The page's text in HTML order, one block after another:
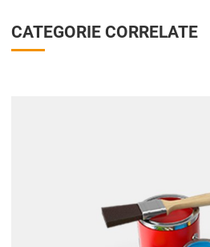
CATEGORIE CORRELATE